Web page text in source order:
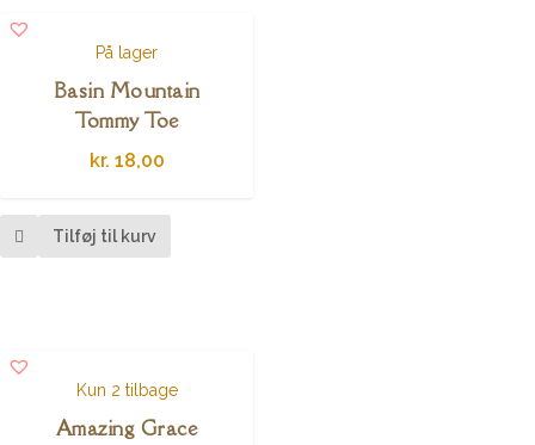
På lager
Basin Mountain
Tommy Toe
kr. 18,00
Tilføj til kurv
Kun 2 tilbage
Amazing Grace